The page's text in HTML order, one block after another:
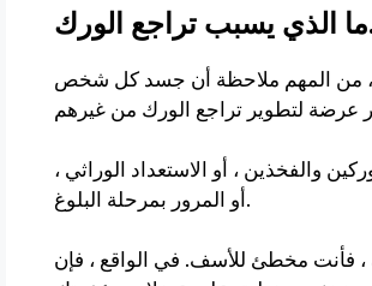
الورك.
، من المهم ملاحظة أن جسد كل شخص
والفخذين ، أو الاستعداد الوراثي ،
أو المرور بمرحلة البلوغ.
، فأنت مخطئ للأسف. في الواقع ، فإن